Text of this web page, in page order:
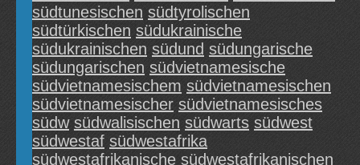
südtunesischen südtyrolischen
südtürkischen südukrainische
südukrainischen südund südungarische
südungarischen südvietnamesische
südvietnamesischem südvietnamesischen
südvietnamesischer südvietnamesisches
südw südwalisischen südwarts südwest
südwestaf südwestafrika
südwestafrikanische südwestafrikanischen